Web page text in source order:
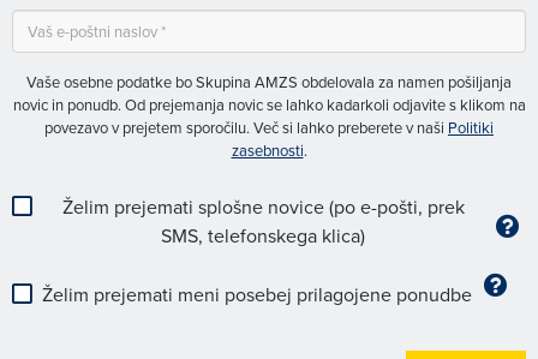
Vaše osebne podatke bo Skupina AMZS obdelovala za namen pošiljanja
novic in ponudb. Od prejemanja novic se lahko kadarkoli odjavite s klikom na
povezavo v prejetem sporočilu. Več si lahko preberete v naši Politiki
zasebnosti.
Želim prejemati splošne novice (po e-pošti, prek
SMS, telefonskega klica)
Želim prejemati meni posebej prilagojene ponudbe